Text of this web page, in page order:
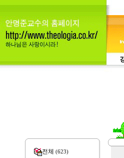
전체 (623)